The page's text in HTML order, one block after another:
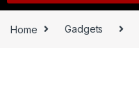
Home Gadgets